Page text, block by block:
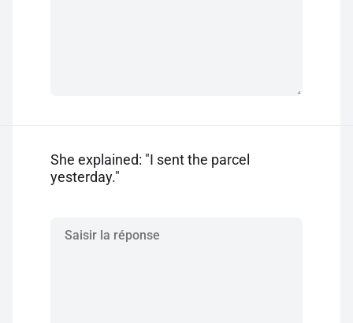
She explained: "I sent the parcel
yesterday."